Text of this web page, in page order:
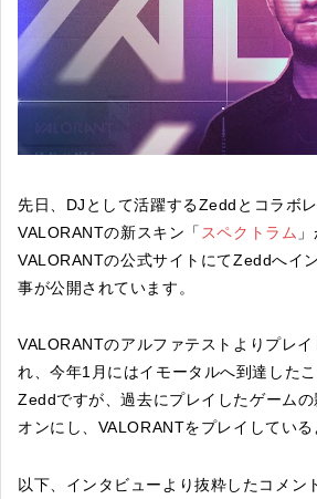
先日、DJとして活躍するZeddとコラボ
VALORANTの新スキン「 スペクトラム
VALORANTの公式サイトにてZeddへイ
事が公開されています。
VALORANTのアルファテストよりプレ
れ、今年1月にはイモータルへ到達した
Zeddですが、過去にプレイしたゲーム
オンにし、VALORANTをプレイしている
以下、インタビューより抜粋したコメン